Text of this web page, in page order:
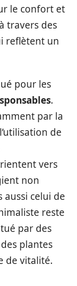
le confort et
travers des
reflètent un
pour les
.
par la
de
vers
non
celui de
reste
par des
plantes
de vitalité.